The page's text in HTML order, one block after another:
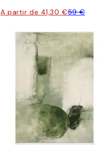
A partir de 41,30 €59 €